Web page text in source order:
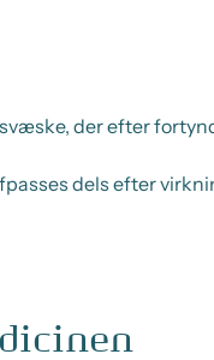
der efter
dels efter